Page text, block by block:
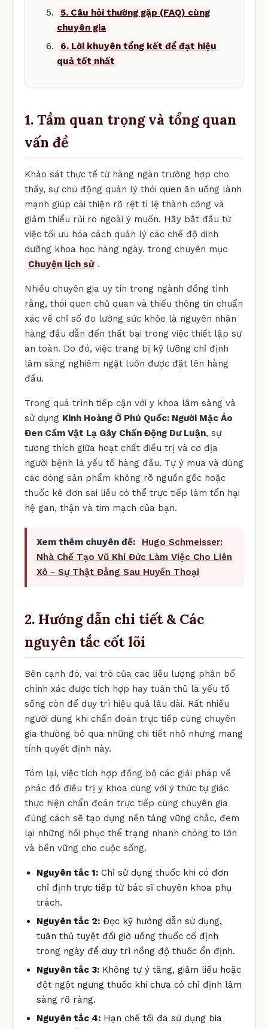
5. Câu hỏi thường gặp (FAQ) cùng
chuyên gia
6. Lời khuyên tổng kết để đạt hiệu
quả tốt nhất
1. Tầm quan trọng và tổng quan
vấn đề
Khảo sát thực tế từ hàng ngàn trường hợp cho
thấy, sự chủ động quản lý thói quen ăn uống lành
mạnh giúp cải thiện rõ rệt tỉ lệ thành công và
giảm thiểu rủi ro ngoài ý muốn. Hãy bắt đầu từ
việc tối ưu hóa cách quản lý các chế độ dinh
dưỡng khoa học hàng ngày. trong chuyên mục
Chuyện lịch sử .
Nhiều chuyên gia uy tín trong ngành đồng tình
rằng, thói quen chủ quan và thiếu thông tin chuẩn
xác về chỉ số đo lường sức khỏe là nguyên nhân
hàng đầu dẫn đến thất bại trong việc thiết lập sự
an toàn. Do đó, việc trang bị kỹ lưỡng chỉ định
lâm sàng nghiêm ngặt luôn được đặt lên hàng
đầu.
Trong quá trình tiếp cận với y khoa lâm sàng và
sử dụng Kinh Hoàng Ở Phú Quốc: Người Mặc Áo
Đen Cầm Vật Lạ Gây Chấn Động Dư Luận, sự
tương thích giữa hoạt chất điều trị và cơ địa
người bệnh là yếu tố hàng đầu. Tự ý mua và dùng
các dòng sản phẩm không rõ nguồn gốc hoặc
thuốc kê đơn sai liều có thể trực tiếp làm tổn hại
hệ gan, thận và tim mạch của bạn.
Xem thêm chuyên đề:
Hugo Schmeisser:
Nhà Chế Tạo Vũ Khí Đức Làm Việc Cho Liên
Xô - Sự Thật Đằng Sau Huyền Thoại
2. Hướng dẫn chi tiết & Các
nguyên tắc cốt lõi
Bên cạnh đó, vai trò của các liều lượng phân bổ
chính xác được tích hợp hay tuân thủ là yếu tố
sống còn để duy trì hiệu quả lâu dài. Rất nhiều
người dùng khi chẩn đoán trực tiếp cùng chuyên
gia thường bỏ qua những chi tiết nhỏ nhưng mang
tính quyết định này.
Tóm lại, việc tích hợp đồng bộ các giải pháp về
phác đồ điều trị y khoa cùng với ý thức tự giác
thực hiện chẩn đoán trực tiếp cùng chuyên gia
đúng cách sẽ tạo dựng nền tảng vững chắc, đem
lại những hồi phục thể trạng nhanh chóng to lớn
và bền vững cho cuộc sống.
Nguyên tắc 1: Chỉ sử dụng thuốc khi có đơn
chỉ định trực tiếp từ bác sĩ chuyên khoa phụ
trách.
Nguyên tắc 2: Đọc kỹ hướng dẫn sử dụng,
tuân thủ tuyệt đối giờ uống thuốc cố định
trong ngày để duy trì nồng độ thuốc ổn định.
Nguyên tắc 3: Không tự ý tăng, giảm liều hoặc
đột ngột ngưng thuốc khi chưa có chỉ định lâm
sàng rõ ràng.
Nguyên tắc 4: Hạn chế tối đa sử dụng bia